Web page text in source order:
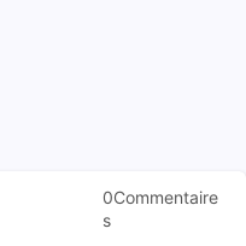
0Commentaire
s